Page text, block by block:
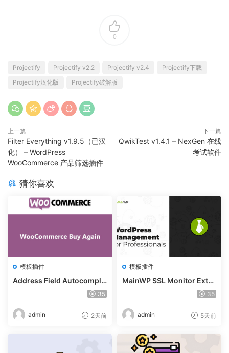
0
Projectify Projectify v2.2 Projectify v2.4
Projectify下载
Projectify汉化版
Projectify破解版
上一篇
Filter Everything v1.9.5（已汉
化） – WordPress
WooCommerce 产品筛选插件
下一篇
QwikTest v1.4.1 – NexGen 在线
考试软件
猜你喜欢
模板插件
Address Field Autocomple
te For WooCommerce v1.3.
35
admin 2天前
模板插件
MainWP SSL Monitor Exte
35
admin 5天前